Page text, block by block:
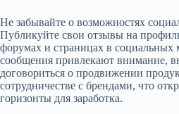
Не забывайте о возможностях
Публикуйте свои отзывы на
форумах и страницах в социальных
сообщения привлекают внимание,
договориться о продвижении
сотрудничестве с брендами, что
горизонты для заработка.